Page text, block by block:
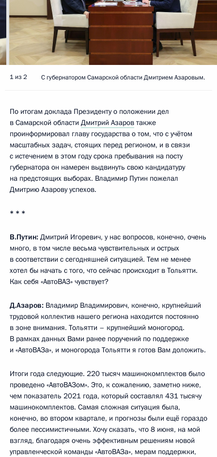
1 из 2 С губернатором Самарской области Дмитрием Азаровым.
По итогам доклада Президенту о положении дел
в Самарской области Дмитрий Азаров также
проинформировал главу государства о том, что с учётом
масштабных задач, стоящих перед регионом, и в связи
с истечением в этом году срока пребывания на посту
губернатора он намерен выдвинуть свою кандидатуру
на предстоящих выборах. Владимир Путин пожелал
Дмитрию Азарову успехов.
* * *
В.Путин: Дмитрий Игоревич, у нас вопросов, конечно, очень
много, в том числе весьма чувствительных и острых
в соответствии с сегодняшней ситуацией. Тем не менее
хотел бы начать с того, что сейчас происходит в Тольятти.
Как себя «АвтоВАЗ» чувствует?
Д.Азаров: Владимир Владимирович, конечно, крупнейший
трудовой коллектив нашего региона находится постоянно
в зоне внимания. Тольятти – крупнейший моногород.
В рамках данных Вами ранее поручений по поддержке
и «АвтоВАЗа», и моногорода Тольятти я готов Вам доложить.
Итоги года следующие. 220 тысяч машинокомплектов было
проведено «АвтоВАЗом». Это, к сожалению, заметно ниже,
чем показатель 2021 года, который составлял 431 тысячу
машинокомплектов. Самая сложная ситуация была,
конечно, во втором квартале, и прогнозы были ещё гораздо
более пессимистичными. Хочу сказать, что 8 июня, на мой
взгляд, благодаря очень эффективным решениям новой
управленческой команды «АвтоВАЗа», мерам поддержки,